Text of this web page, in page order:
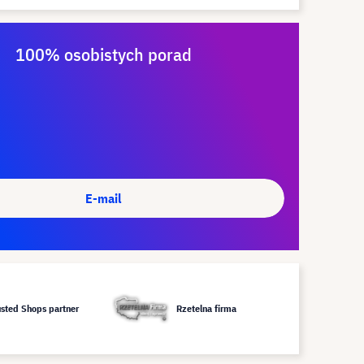
100% osobistych porad
E-mail
Shops partner Rzetelna firma